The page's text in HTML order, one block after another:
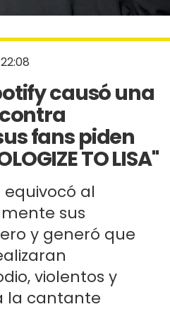
causó una
fans piden
TO LISA"
al
sus
y generó que
violentos y
la cantante